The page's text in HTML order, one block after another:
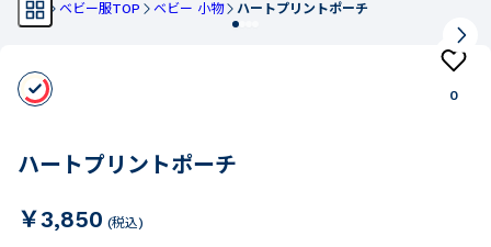
TOP ベビー服TOP ベビー 小物 ハートプリントポーチ
0
ハートプリントポーチ
￥3,850 (税込)